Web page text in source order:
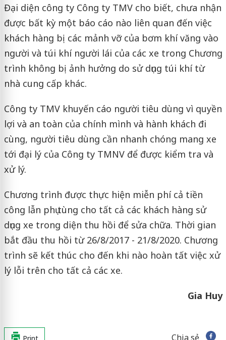
Đại diện công ty Công ty TMV cho biết, chưa nhận
được bất kỳ một báo cáo nào liên quan đến việc
khách hàng bị các mảnh vỡ của bơm khí văng vào
người và túi khí người lái của các xe trong Chương
trình không bị ảnh hưởng do sử dụng túi khí từ
nhà cung cấp khác.
Công ty TMV khuyến cáo người tiêu dùng vì quyền
lợi và an toàn của chính mình và hành khách đi
cùng, người tiêu dùng cần nhanh chóng mang xe
tới đại lý của Công ty TMNV để được kiểm tra và
xử lý.
Chương trình được thực hiện miễn phí cả tiền
công lẫn phụ tùng cho tất cả các khách hàng sử
dụng xe trong diện thu hồi để sửa chữa. Thời gian
bắt đầu thu hồi từ 26/8/2017 - 21/8/2020. Chương
trình sẽ kết thúc cho đến khi nào hoàn tất việc xử
lý lỗi trên cho tất cả các xe.
Gia Huy
Chia sẻ